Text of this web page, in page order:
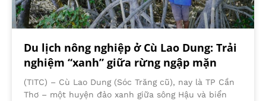
Du lịch nông nghiệp ở Cù Lao Dung: Trải
nghiệm “xanh” giữa rừng ngập mặn
(TITC) – Cù Lao Dung (Sóc Trăng cũ), nay là TP Cần
Thơ – một huyện đảo xanh giữa sông Hậu và biển